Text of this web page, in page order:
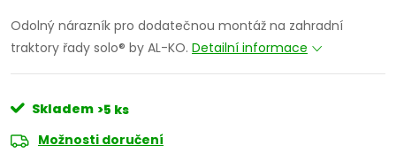
Odolný nárazník pro dodatečnou montáž na zahradní
traktory řady solo® by AL-KO. Detailní informace
Skladem >5 ks
Možnosti doručení